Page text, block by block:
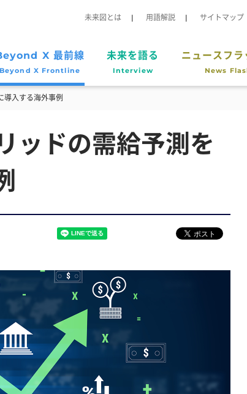
未来図とは 用語解説 サイトマップ
X 最前線
Beyond X Frontline
未来を語る
Interview
ニュースフラ
News
入する海外事例
ッドの需給予測を